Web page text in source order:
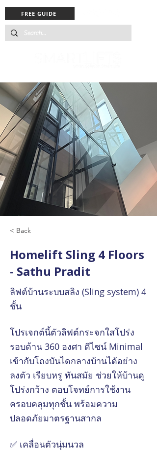
FREE GUIDE
< Back
Homelift Sling 4 Floors
- Sathu Pradit
ลิฟต์บ้านระบบสลิง (Sling system) 4
ชั้น
โปรเจกต์นี้ตัวลิฟต์กระจกใสโปร่ง
รอบด้าน 360 องศา ดีไซน์ Minimal
เข้ากับโถงบันไดกลางบ้านได้อย่าง
ลงตัว เรียบหรู ทันสมัย ช่วยให้บ้านดู
โปร่งกว้าง ตอบโจทย์การใช้งาน
ครอบคลุมทุกชั้น พร้อมความ
ปลอดภัยมาตรฐานสากล
✅ เคลื่อนตัวนุ่มนวล